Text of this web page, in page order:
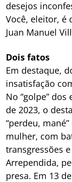
desejos
Você, eleitor, é
Juan Manuel
Dois fatos
Em destaque,
insatisfação
No “golpe”
de 2023, o
“perdeu,
mulher, com
transgressões
Arrependida,
presa. Em 13